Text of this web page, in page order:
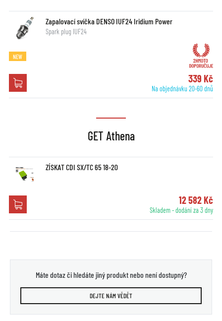
Zapalovací svíčka DENSO IUF24 Iridium Power
Spark plug IUF24
NEW
339 Kč
Na objednávku 20-60 dnů
GET Athena
ZÍSKAT CDI SX/TC 65 18-20
12 582 Kč
Skladem - dodání za 3 dny
Máte dotaz či hledáte jiný produkt nebo není dostupný?
DEJTE NÁM VĚDĚT